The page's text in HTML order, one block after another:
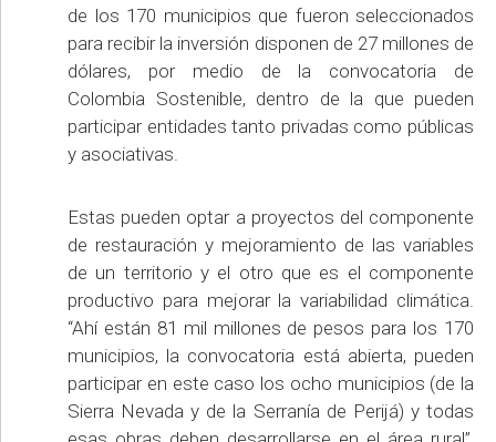
de los 170 municipios que fueron seleccionados
para recibir la inversión disponen de 27 millones de
dólares, por medio de la convocatoria de
Colombia Sostenible, dentro de la que pueden
participar entidades tanto privadas como públicas
y asociativas.
Estas pueden optar a proyectos del componente
de restauración y mejoramiento de las variables
de un territorio y el otro que es el componente
productivo para mejorar la variabilidad climática.
“Ahí están 81 mil millones de pesos para los 170
municipios, la convocatoria está abierta, pueden
participar en este caso los ocho municipios (de la
Sierra Nevada y de la Serranía de Perijá) y todas